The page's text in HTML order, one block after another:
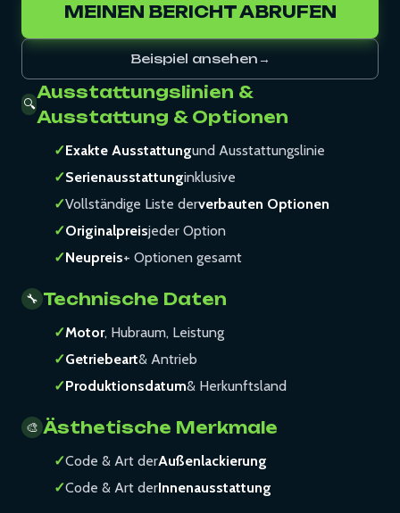
MEINEN BERICHT ABRUFEN
Beispiel ansehen→
🔍
Ausstattungslinien &
Ausstattung & Optionen
✓Exakte Ausstattungund Ausstattungslinie
✓Serienausstattunginklusive
✓Vollständige Liste derverbauten Optionen
✓Originalpreisjeder Option
✓Neupreis+ Optionen gesamt
🔧 Technische Daten
✓Motor, Hubraum, Leistung
✓Getriebeart& Antrieb
✓Produktionsdatum& Herkunftsland
🎨 Ästhetische Merkmale
✓Code & Art derAußenlackierung
✓Code & Art derInnenausstattung